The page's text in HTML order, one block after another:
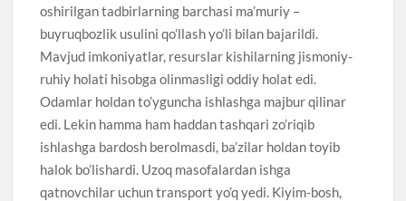
oshirilgan tadbirlarning barchasi ma’muriy –
buyruqbozlik usulini qo’llash yo’li bilan bajarildi.
Mavjud imkoniyatlar, resurslar kishilarning jismoniy-
ruhiy holati hisobga olinmasligi oddiy holat edi.
Odamlar holdan to’yguncha ishlashga majbur qilinar
edi. Lekin hamma ham haddan tashqari zo’riqib
ishlashga bardosh berolmasdi, ba’zilar holdan toyib
halok bo’lishardi. Uzoq masofalardan ishga
qatnovchilar uchun transport yo’q yedi. Kiyim-bosh,